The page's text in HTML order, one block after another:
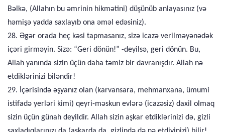
Bəlkə, (Allahın bu əmrinin hikmətini) düşünüb anlayasınız (və
həmişə yadda saxlayıb ona əməl edəsiniz).
28. Əgər orada heç kəsi tapmasanız, sizə icazə verilməyənədək
içəri girməyin. Sizə: “Geri dönün!” -deyilsə, geri dönün. Bu,
Allah yanında sizin üçün daha təmiz bir davranışdır. Allah nə
etdiklərinizi biləndir!
29. İçərisində əşyanız olan (karvansara, mehmanxana, ümumi
istifadə yerləri kimi) qeyri-məskun evlərə (icazəsiz) daxil olmaq
sizin üçün günah deyildir. Allah sizin aşkar etdiklərinizi də, gizli